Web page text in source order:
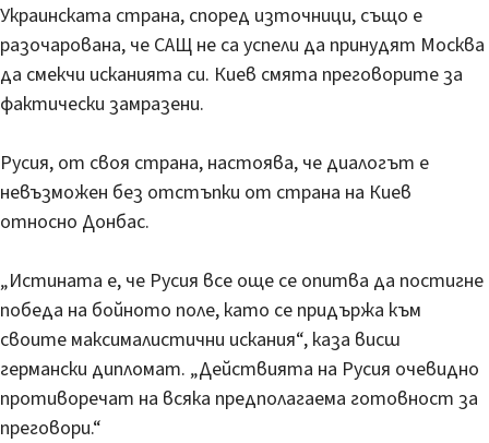
Украинската страна, според източници, също е
разочарована, че САЩ не са успели да принудят Москва
да смекчи исканията си. Киев смята преговорите за
фактически замразени.
Русия, от своя страна, настоява, че диалогът е
невъзможен без отстъпки от страна на Киев
относно Донбас.
„Истината е, че Русия все още се опитва да постигне
победа на бойното поле, като се придържа към
своите максималистични искания“, каза висш
германски дипломат. „Действията на Русия очевидно
противоречат на всяка предполагаема готовност за
преговори.“